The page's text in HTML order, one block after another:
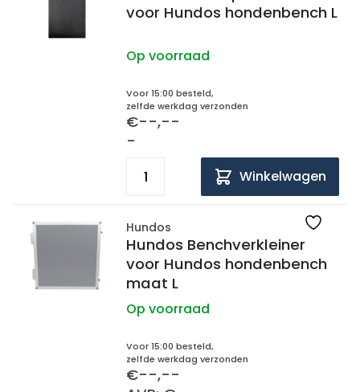
voor Hundos hondenbench L
Op voorraad
Voor 15:00 besteld,
zelfde werkdag verzonden
€--,--
-
Winkelwagen
Hundos
Hundos Benchverkleiner
voor Hundos hondenbench
maat L
Op voorraad
Voor 15:00 besteld,
zelfde werkdag verzonden
€--,--